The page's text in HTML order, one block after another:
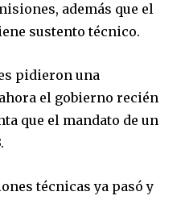
además que el
sustento técnico.
pidieron una
el gobierno recién
que el mandato de un
técnicas ya pasó y